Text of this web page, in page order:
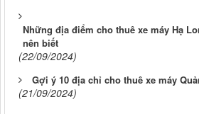
Những địa điểm cho thuê xe máy Hạ
nên biết
(22/09/2024)
Gợi ý 10 địa chỉ cho thuê xe máy
(21/09/2024)